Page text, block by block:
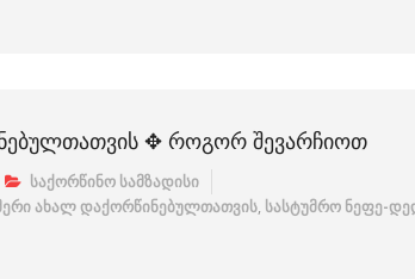
✥ ᲠᲝᲒᲝᲠ ᲨᲔᲕᲐᲠᲩᲘᲝᲗ
საქორწინო სამზადისი
ახალ დაქორწინებულთათვის, სასტუმრო ნეფე-